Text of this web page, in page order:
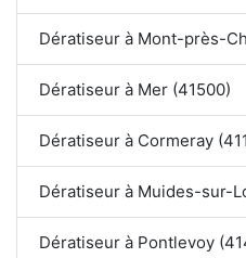
Dératiseur à Mont-près-
Dératiseur à Mer (41500)
Dératiseur à Cormeray
Dératiseur à Muides-sur-
Dératiseur à Pontlevoy